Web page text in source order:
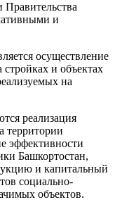
и
осуществление
стройках и объектах
на
реализация
территории
эффективности
Башкортостан,
и капитальный
социально-
объектов.